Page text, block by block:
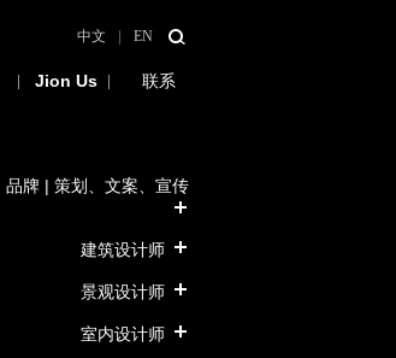
中文 EN
| 招募
Jion Us | 联系
品牌 | 策划、文案、宣传
建筑设计师
景观设计师
室内设计师